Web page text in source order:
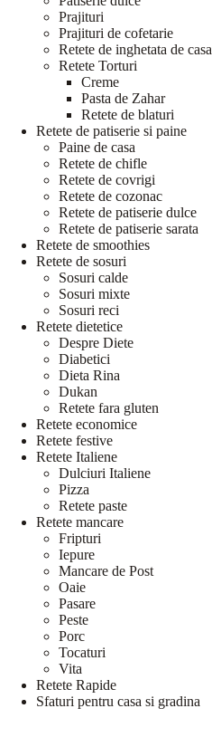
Prajituri
Prajituri de cofetarie
Retete de inghetata de casa
Retete Torturi
Creme
Pasta de Zahar
Retete de blaturi
Retete de patiserie si paine
Paine de casa
Retete de chifle
Retete de covrigi
Retete de cozonac
Retete de patiserie dulce
Retete de patiserie sarata
Retete de smoothies
Retete de sosuri
Sosuri calde
Sosuri mixte
Sosuri reci
Retete dietetice
Despre Diete
Diabetici
Dieta Rina
Dukan
Retete fara gluten
Retete economice
Retete festive
Retete Italiene
Dulciuri Italiene
Pizza
Retete paste
Retete mancare
Fripturi
Iepure
Mancare de Post
Oaie
Pasare
Peste
Porc
Tocaturi
Vita
Retete Rapide
Sfaturi pentru casa si gradina